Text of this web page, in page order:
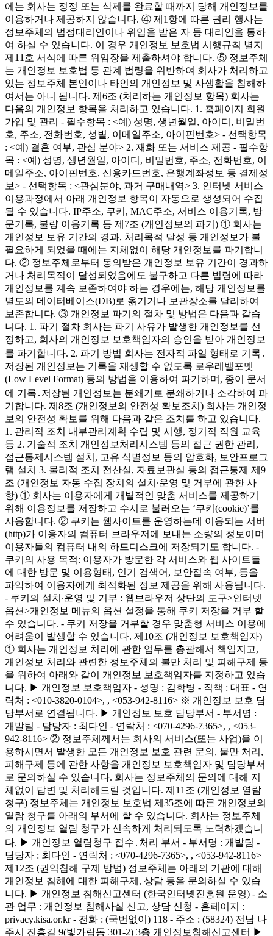
에는 회사는 정정 또는 삭제를 완료할 때까지 당해 개인정보를
이용하거나 제공하지 않습니다. ④ 제1항에 따른 권리 행사는
정보주체의 법정대리인이나 위임을 받은 자 등 대리인을 통하
여 하실 수 있습니다. 이 경우 개인정보 보호법 시행규칙 별지
제11호 서식에 따른 위임장을 제출하셔야 합니다. ⑤ 정보주체
는 개인정보 보호법 등 관계 법령을 위반하여 회사가 처리하고
있는 정보주체 본인이나 타인의 개인정보 및 사생활을 침해하
여서는 아니 됩니다. 제6조 (처리하는 개인정보 항목) 회사는
다음의 개인정보 항목을 처리하고 있습니다. 1. 홈페이지 회원
가입 및 관리 - 필수항목 : <예) 성명, 생년월일, 아이디, 비밀번
호, 주소, 전화번호, 성별, 이메일주소, 아이핀번호> - 선택항목
: <예) 결혼 여부, 관심 분야> 2. 재화 또는 서비스 제공 - 필수항
목 : <예) 성명, 생년월일, 아이디, 비밀번호, 주소, 전화번호, 이
메일주소, 아이핀번호, 신용카드번호, 은행계좌정보 등 결제정
보> - 선택항목 : <관심분야, 과거 구매내역> 3. 인터넷 서비스
이용과정에서 아래 개인정보 항목이 자동으로 생성되어 수집
될 수 있습니다. IP주소, 쿠키, MAC주소, 서비스 이용기록, 방
문기록, 불량 이용기록 등 제7조 (개인정보의 파기) ① 회사는
개인정보 보유 기간의 경과, 처리목적 달성 등 개인정보가 불
필요하게 되었을 때에는 지체없이 해당 개인정보를 파기합니
다. ② 정보주체로부터 동의받은 개인정보 보유 기간이 경과하
거나 처리목적이 달성되었음에도 불구하고 다른 법령에 따라
개인정보를 계속 보존하여야 하는 경우에는, 해당 개인정보를
별도의 데이터베이스(DB)로 옮기거나 보관장소를 달리하여
보존합니다. ③ 개인정보 파기의 절차 및 방법은 다음과 같습
니다. 1. 파기 절차 회사는 파기 사유가 발생한 개인정보를 선
정하고, 회사의 개인정보 보호책임자의 승인을 받아 개인정보
를 파기합니다. 2. 파기 방법 회사는 전자적 파일 형태로 기록․
저장된 개인정보는 기록을 재생할 수 없도록 로우레밸포멧
(Low Level Format) 등의 방법을 이용하여 파기하며, 종이 문서
에 기록․저장된 개인정보는 분쇄기로 분쇄하거나 소각하여 파
기합니다. 제8조 (개인정보의 안전성 확보조치) 회사는 개인정
보의 안전성 확보를 위해 다음과 같은 조치를 하고 있습니다.
1. 관리적 조치 내부관리계획 수립 및 시행, 정기적 직원 교육
등 2. 기술적 조치 개인정보처리시스템 등의 접근 권한 관리,
접근통제시스템 설치, 고유 식별정보 등의 암호화, 보안프로그
램 설치 3. 물리적 조치 전산실, 자료보관실 등의 접근통제 제9
조 (개인정보 자동 수집 장치의 설치∙운영 및 거부에 관한 사
항) ① 회사는 이용자에게 개별적인 맞춤 서비스를 제공하기
위해 이용정보를 저장하고 수시로 불러오는 ‘쿠키(cookie)’를
사용합니다. ② 쿠키는 웹사이트를 운영하는데 이용되는 서버
(http)가 이용자의 컴퓨터 브라우저에 보내는 소량의 정보이며
이용자들의 컴퓨터 내의 하드디스크에 저장되기도 합니다. -
쿠키의 사용 목적: 이용자가 방문한 각 서비스와 웹 사이트들
에 대한 방문 및 이용형태, 인기 검색어, 보안접속 여부, 등을
파악하여 이용자에게 최적화된 정보 제공을 위해 사용됩니다.
- 쿠키의 설치∙운영 및 거부 : 웹브라우저 상단의 도구>인터넷
옵션>개인정보 메뉴의 옵션 설정을 통해 쿠키 저장을 거부 할
수 있습니다. - 쿠키 저장을 거부할 경우 맞춤형 서비스 이용에
어려움이 발생할 수 있습니다. 제10조 (개인정보 보호책임자)
① 회사는 개인정보 처리에 관한 업무를 총괄해서 책임지고,
개인정보 처리와 관련한 정보주체의 불만 처리 및 피해구제 등
을 위하여 아래와 같이 개인정보 보호책임자를 지정하고 있습
니다. ▶ 개인정보 보호책임자 - 성명 : 김학병 - 직책 : 대표 - 연
락처 : <010-3820-0104>, , <053-942-8116> ※ 개인정보 보호 담
당부서로 연결됩니다. ▶ 개인정보 보호 담당부서 - 부서명 :
개발팀 - 담당자 : 최다인 - 연락처 : <070-4296-7365>, , <053-
942-8116> ② 정보주체께서는 회사의 서비스(또는 사업)을 이
용하시면서 발생한 모든 개인정보 보호 관련 문의, 불만 처리,
피해구제 등에 관한 사항을 개인정보 보호책임자 및 담당부서
로 문의하실 수 있습니다. 회사는 정보주체의 문의에 대해 지
체없이 답변 및 처리해드릴 것입니다. 제11조 (개인정보 열람
청구) 정보주체는 개인정보 보호법 제35조에 따른 개인정보의
열람 청구를 아래의 부서에 할 수 있습니다. 회사는 정보주체
의 개인정보 열람 청구가 신속하게 처리되도록 노력하겠습니
다. ▶ 개인정보 열람청구 접수․처리 부서 - 부서명 : 개발팀 -
담당자 : 최다인 - 연락처 : <070-4296-7365>, , <053-942-8116>
제12조 (권익침해 구제 방법) 정보주체는 아래의 기관에 대해
개인정보 침해에 대한 피해구제, 상담 등을 문의하실 수 있습
니다. ▶ 개인정보 침해신고센터 (한국인터넷진흥원 운영) - 소
관 업무 : 개인정보 침해사실 신고, 상담 신청 - 홈페이지 :
privacy.kisa.or.kr - 전화 : (국번없이) 118 - 주소 : (58324) 전남 나
주시 진흥길 9(빛가람동 301-2) 3층 개인정보침해신고센터 ▶